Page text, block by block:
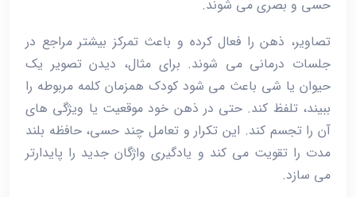
حسی و بصری می ‌شوند.
تصاویر، ذهن را فعال کرده و باعث تمرکز بیشتر مراجع در
جلسات درمانی می ‌شوند. برای مثال، دیدن تصویر یک
حیوان یا شی باعث می ‌شود کودک همزمان کلمه مربوطه را
ببیند، تلفظ کند. حتی در ذهن خود موقعیت یا ویژگی ‌های
آن را تجسم کند. این تکرار و تعامل چند حسی، حافظه بلند
مدت را تقویت می ‌کند و یادگیری واژگان جدید را پایدارتر
می ‌سازد.